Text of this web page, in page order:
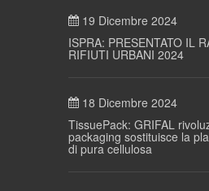
19 Dicembre 2024
ISPRA: PRESENTATO IL
RIFIUTI URBANI 2024
18 Dicembre 2024
TissuePack: GRIFAL
packaging sostituisce la
di pura cellulosa